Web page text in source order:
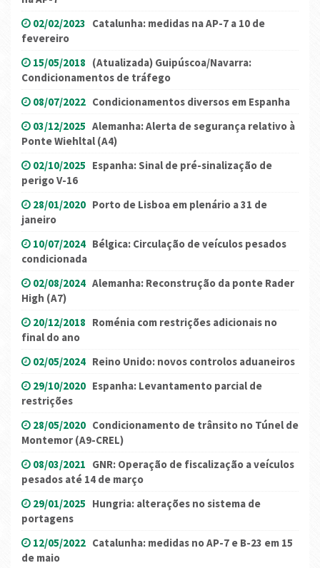
02/02/2023 Catalunha: medidas na AP-7 a 10 de
fevereiro
15/05/2018 (Atualizada) Guipúscoa/Navarra:
Condicionamentos de tráfego
08/07/2022 Condicionamentos diversos em Espanha
03/12/2025 Alemanha: Alerta de segurança relativo à
Ponte Wiehltal (A4)
02/10/2025 Espanha: Sinal de pré-sinalização de
perigo V-16
28/01/2020 Porto de Lisboa em plenário a 31 de
janeiro
10/07/2024 Bélgica: Circulação de veículos pesados
condicionada
02/08/2024 Alemanha: Reconstrução da ponte Rader
High (A7)
20/12/2018 Roménia com restrições adicionais no
final do ano
02/05/2024 Reino Unido: novos controlos aduaneiros
29/10/2020 Espanha: Levantamento parcial de
restrições
28/05/2020 Condicionamento de trânsito no Túnel de
Montemor (A9-CREL)
08/03/2021 GNR: Operação de fiscalização a veículos
pesados até 14 de março
29/01/2025 Hungria: alterações no sistema de
portagens
12/05/2022 Catalunha: medidas no AP-7 e B-23 em 15
de maio